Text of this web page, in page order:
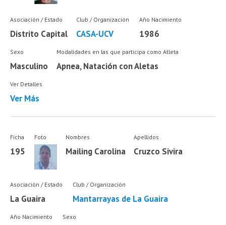
Asociación / Estado
Distrito Capital
Club / Organización
CASA-UCV
Año Nacimiento
1986
Sexo
Masculino
Modalidades en las que participa como Atleta
Apnea, Natación con Aletas
Ver Detalles
Ver Más
Ficha
195
Foto Nombres
Mailing Carolina
Apellidos
Cruzco Sivira
Asociación / Estado
La Guaira
Club / Organización
Mantarrayas de La Guaira
Año Nacimiento Sexo